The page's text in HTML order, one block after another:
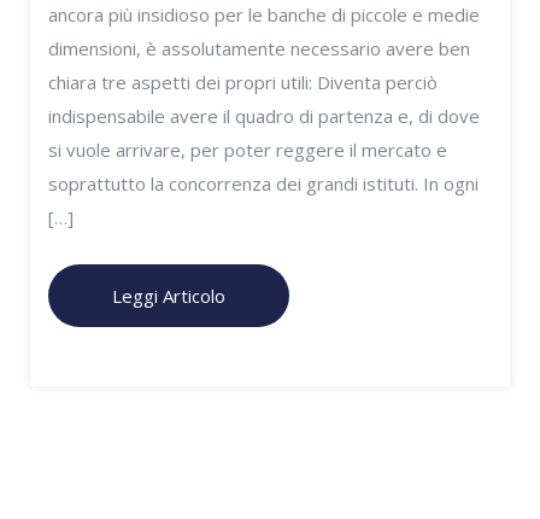
ancora più insidioso per le banche di piccole e medie
dimensioni, è assolutamente necessario avere ben
chiara tre aspetti dei propri utili: Diventa perciò
indispensabile avere il quadro di partenza e, di dove
si vuole arrivare, per poter reggere il mercato e
soprattutto la concorrenza dei grandi istituti. In ogni
[…]
Leggi Articolo